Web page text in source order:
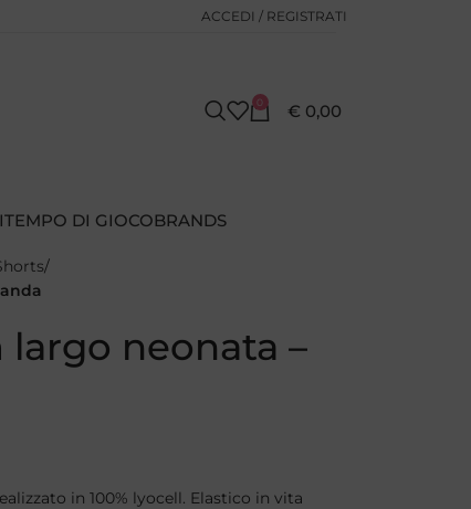
ACCEDI / REGISTRATI
0 € 0,00
TEMPO DI GIOCOBRANDS
neonata –
in 100% lyocell. Elastico in vita